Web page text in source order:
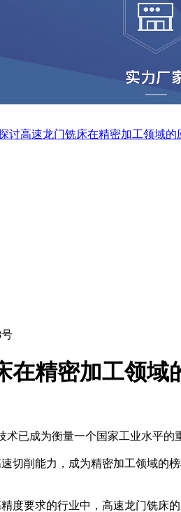
讨高速龙门铣床在精密加工领域的
在精密加工领域
已成为衡量一个国家工业水平的
削能力，成为精密加工领域的榜
要求的行业中，高速龙门铣床